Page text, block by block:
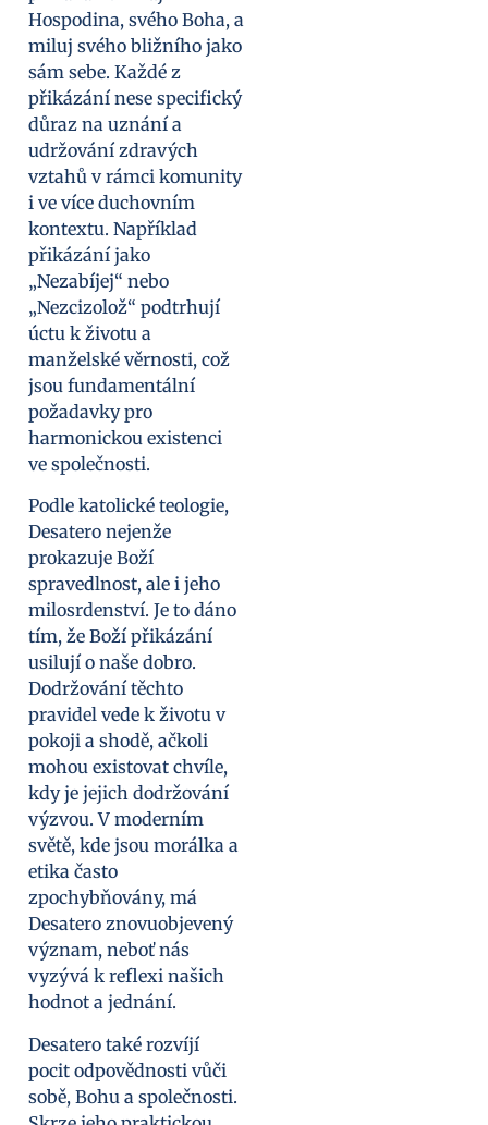
Hospodina, svého Boha, a
miluj svého bližního jako
sám sebe. Každé z
přikázání nese specifický
důraz na uznání a
udržování zdravých
vztahů v rámci komunity
i ve více duchovním
kontextu. Například
přikázání jako
„Nezabíjej“ nebo
„Nezcizolož“ podtrhují
úctu k životu a
manželské věrnosti, což
jsou fundamentální
požadavky pro
harmonickou existenci
ve společnosti.
Podle katolické teologie,
Desatero nejenže
prokazuje Boží
spravedlnost, ale i jeho
milosrdenství. Je to dáno
tím, že Boží přikázání
usilují o naše dobro.
Dodržování těchto
pravidel vede k životu v
pokoji a shodě, ačkoli
mohou existovat chvíle,
kdy je jejich dodržování
výzvou. V moderním
světě, kde jsou morálka a
etika často
zpochybňovány, má
Desatero znovuobjevený
význam, neboť nás
vyzývá k reflexi našich
hodnot a jednání.
Desatero také rozvíjí
pocit odpovědnosti vůči
sobě, Bohu a společnosti.